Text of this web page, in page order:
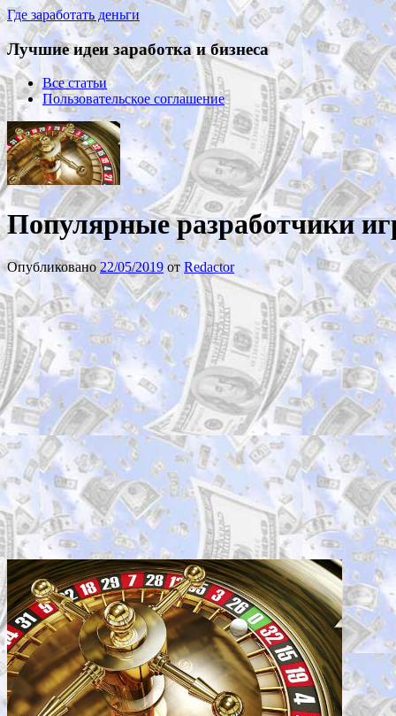
Где заработать деньги
Лучшие идеи заработка и бизнеса
Все статьи
Пользовательское соглашение
Популярные разработчики
Опубликовано 22/05/2019 отRedactor